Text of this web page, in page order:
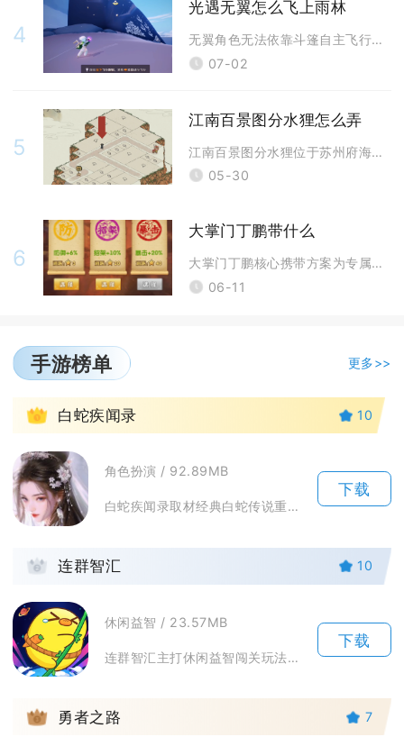
4
光遇无翼怎么飞上雨林
无翼角色无法依靠斗篷自主飞行，想要在雨林完成高空移动抵达神庙核心区域，
07-02
5
江南百景图分水狸怎么弄
江南百景图分水狸位于苏州府海棠坞，解锁后可使范围内家具铺、画室、木炭店
05-30
6
大掌门丁鹏带什么
大掌门丁鹏核心携带方案为专属武器圆月弯刀、合璧伙伴薛衣人、阴阳大悲赋心
06-11
手游榜单 更多>>
1 白蛇疾闻录 10
角色扮演 / 92.89MB
白蛇疾闻录取材经典白蛇传说重构东方人妖世界，玩家化身天命猎妖师穿梭江南水乡、金山秘境，探寻...
下载
2 连群智汇 10
休闲益智 / 23.57MB
连群智汇主打休闲益智闯关玩法，属于轻量联网手游。游戏核心目标十分清晰，玩家需要达成单关指定...
下载
3 勇者之路 7